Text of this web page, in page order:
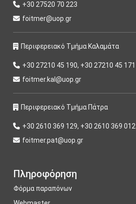
+30 27520 70 223
foitmer@uop.gr
Περιφερειακό Τμήμα Καλαμάτα
+30 27210 45 190, +30 27210 45 171
foitmer.kal@uop.gr
Περιφερειακό Τμήμα Πάτρα
+30 2610 369 129, +30 2610 369 012
foitmer.pat@uop.gr
Πληροφόρηση
Φόρμα παραπόνων